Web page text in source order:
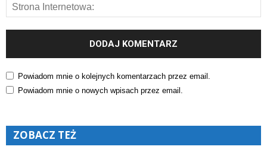
Powiadom mnie o kolejnych komentarzach przez email.
Powiadom mnie o nowych wpisach przez email.
ZOBACZ TEŻ